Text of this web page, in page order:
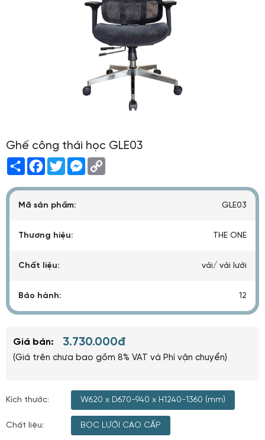
Ghế công thái học GLE03
ShareFacebook
TwitterMessenger
Mã sản phẩm: GLE03
Thương hiệu: THE ONE
Chất liệu: vải/ vải lưới
Bảo hành: 12
Giá bán: 3.730.000đ
(Giá trên chưa bao gồm 8% VAT và Phí vận chuyển)
Kích thước: W620 x D670-940 x H1240-1360 (mm)
Chất liệu: BỌC LƯỚI CAO CẤP